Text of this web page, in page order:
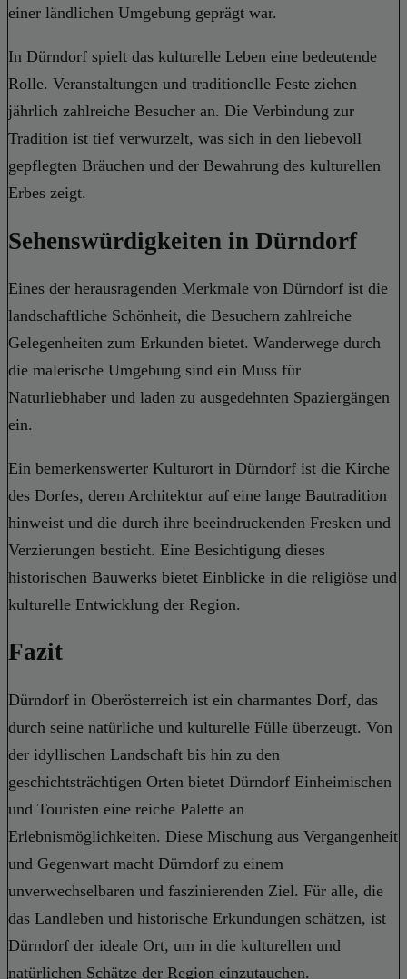
einer ländlichen Umgebung geprägt war.
In Dürndorf spielt das kulturelle Leben eine bedeutende
Rolle. Veranstaltungen und traditionelle Feste ziehen
jährlich zahlreiche Besucher an. Die Verbindung zur
Tradition ist tief verwurzelt, was sich in den liebevoll
gepflegten Bräuchen und der Bewahrung des kulturellen
Erbes zeigt.
Sehenswürdigkeiten in Dürndorf
Eines der herausragenden Merkmale von Dürndorf ist die
landschaftliche Schönheit, die Besuchern zahlreiche
Gelegenheiten zum Erkunden bietet. Wanderwege durch
die malerische Umgebung sind ein Muss für
Naturliebhaber und laden zu ausgedehnten Spaziergängen
ein.
Ein bemerkenswerter Kulturort in Dürndorf ist die Kirche
des Dorfes, deren Architektur auf eine lange Bautradition
hinweist und die durch ihre beeindruckenden Fresken und
Verzierungen besticht. Eine Besichtigung dieses
historischen Bauwerks bietet Einblicke in die religiöse und
kulturelle Entwicklung der Region.
Fazit
Dürndorf in Oberösterreich ist ein charmantes Dorf, das
durch seine natürliche und kulturelle Fülle überzeugt. Von
der idyllischen Landschaft bis hin zu den
geschichtsträchtigen Orten bietet Dürndorf Einheimischen
und Touristen eine reiche Palette an
Erlebnismöglichkeiten. Diese Mischung aus Vergangenheit
und Gegenwart macht Dürndorf zu einem
unverwechselbaren und faszinierenden Ziel. Für alle, die
das Landleben und historische Erkundungen schätzen, ist
Dürndorf der ideale Ort, um in die kulturellen und
natürlichen Schätze der Region einzutauchen.